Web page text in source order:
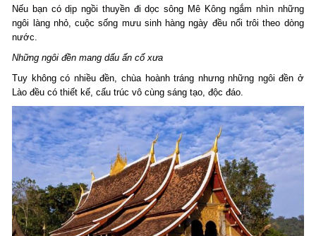
Nếu bạn có dịp ngồi thuyền đi dọc sông Mê Kông ngắm nhìn những
ngôi làng nhỏ, cuộc sống mưu sinh hàng ngày đều nổi trôi theo dòng
nước.
Những ngôi đền mang dấu ấn cổ xưa
Tuy không có nhiều đền, chùa hoành tráng nhưng những ngôi đền ở
Lào đều có thiết kế, cấu trúc vô cùng sáng tạo, độc đáo.